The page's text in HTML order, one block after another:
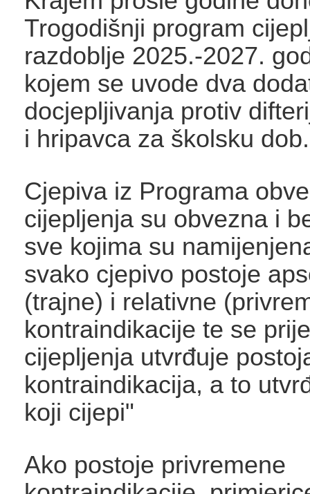
Trogodišnji program
razdoblje 2025.-2027.
kojem se uvode dva
docjepljivanja protiv
i hripavca za školsku dob.
Cjepiva iz Programa
cijepljenja su obvezna i
sve kojima su
svako cjepivo postoje
(trajne) i relativne
kontraindikacije te se
cijepljenja utvrđuje
kontraindikacija, a to
koji cijepi"
Ako postoje privremene